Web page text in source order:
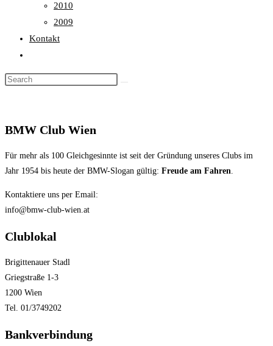
2010
2009
Kontakt
search
Search
BMW Club Wien
Für mehr als 100 Gleichgesinnte ist seit der Gründung unseres Clubs im
Jahr 1954 bis heute der BMW-Slogan gültig: Freude am Fahren.
Kontaktiere uns per Email:
info@bmw-club-wien.at
Clublokal
Brigittenauer Stadl
Griegstraße 1-3
1200 Wien
Tel. 01/3749202
Bankverbindung